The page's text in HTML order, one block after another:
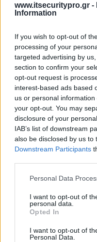
www.itsecuritypro.gr -
Information
If you wish to opt-out of
processing of your
targeted advertising by
section to confirm your
opt-out request is
interest-based ads based
us or personal
your opt-out. You may
disclosure of your
IAB’s list of downstream
also be disclosed by us to
Downstream Participants
Personal Data
I want to opt-out of
personal data.
Opted In
I want to opt-out of
Personal Data.